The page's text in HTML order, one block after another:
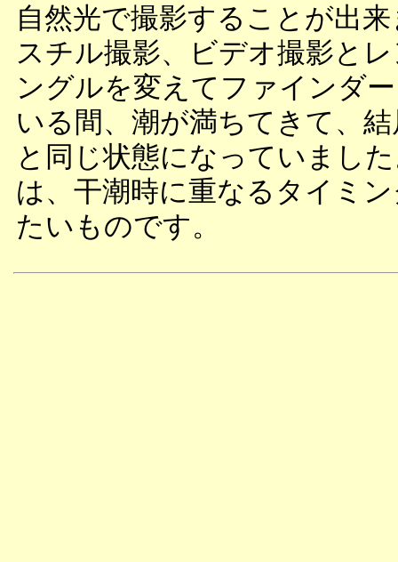
自然光で撮影することが出
スチル撮影、ビデオ撮影と
ングルを変えてファインダ
いる間、潮が満ちてきて、
と同じ状態になっていまし
は、干潮時に重なるタイミ
たいものです。